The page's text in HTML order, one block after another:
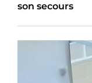
son secours